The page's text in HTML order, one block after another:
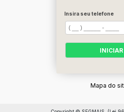
Empresa
Contato
Mapa do
Insira seu telefone